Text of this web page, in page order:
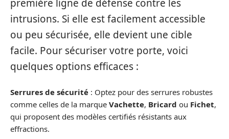
première ligne de défense contre les
intrusions. Si elle est facilement accessible
ou peu sécurisée, elle devient une cible
facile. Pour sécuriser votre porte, voici
quelques options efficaces :
Serrures de sécurité : Optez pour des serrures robustes
comme celles de la marque Vachette, Bricard ou Fichet,
qui proposent des modèles certifiés résistants aux
effractions.